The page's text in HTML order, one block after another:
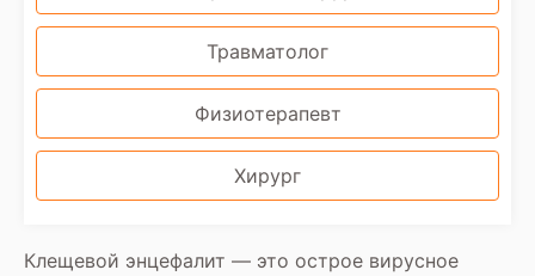
Травматолог
Физиотерапевт
Хирург
Клещевой энцефалит — это острое вирусное